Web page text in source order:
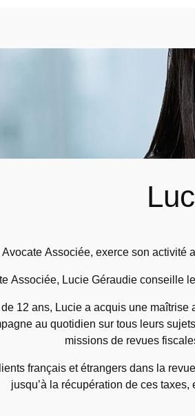
Associée, exerce son activité
Associée, Lucie Géraudie conseille
12 ans, Lucie a acquis une
au quotidien sur tous leurs
missions de revues
français et étrangers dans la
jusqu’à la récupération de ces